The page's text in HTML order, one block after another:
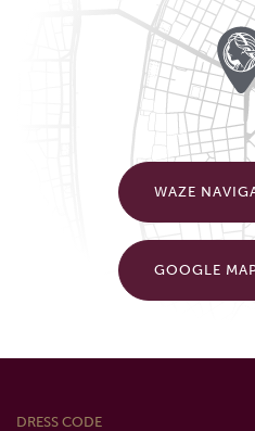
WAZE
GOOGLE
DRESS CODE